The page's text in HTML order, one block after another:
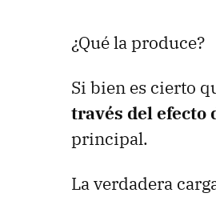
¿Qué la produce?
Si bien es cierto
través del efecto
principal.
La verdadera